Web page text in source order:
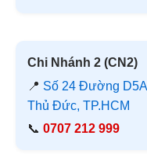
Chi Nhánh 2 (CN2)
📍 Số 24 Đường
Thủ Đức, TP.HCM
📞 0707 212 999